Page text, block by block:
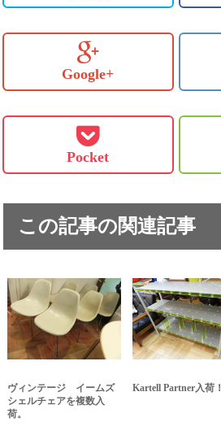
Google+
Pocket
この記事の関連記事
ヴィンテージ イームズ
シェルチェアを複数入
荷。
Kartell Partner入荷！